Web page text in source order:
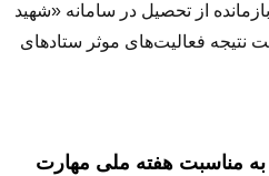
از تحصیل در سامانه «شهید
نتیجه فعالیت‌های موثر ستادهای
به مناسبت هفته ملی مهارت